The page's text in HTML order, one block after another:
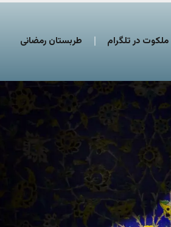
ملکوت در تلگرام طربستان رمضانی